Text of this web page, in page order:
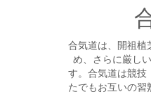
合気道は、開祖植
め、さらに厳し
す。合気道は競技
たでもお互いの習